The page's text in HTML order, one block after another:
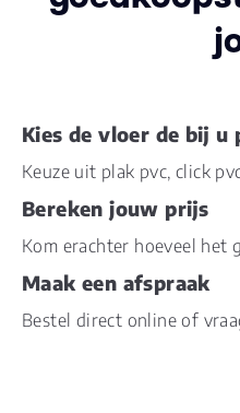
Dikte toplaag
(mm)
Dessin
Kies de vloer de bij u
Keuze uit plak pvc, click
Bereken jouw prijs
Kom erachter hoeveel het
Maak een afspraak
Bestel direct online of